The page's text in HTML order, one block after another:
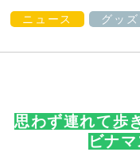
ニュース グッズ
思わず連れて歩
ビナ